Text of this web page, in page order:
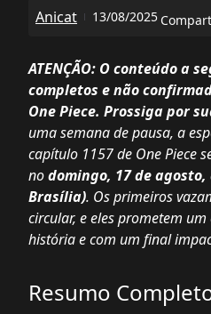
Anicat 13/08/2025
ATENÇÃO: O conteúdo a
completos e não
One Piece. Prossiga por
uma semana de pausa, a
capítulo 1157 de One Piece
nodomingo, 17 de
Brasília). Os primeiros
circular, e eles prometem
história e com um final
Resumo